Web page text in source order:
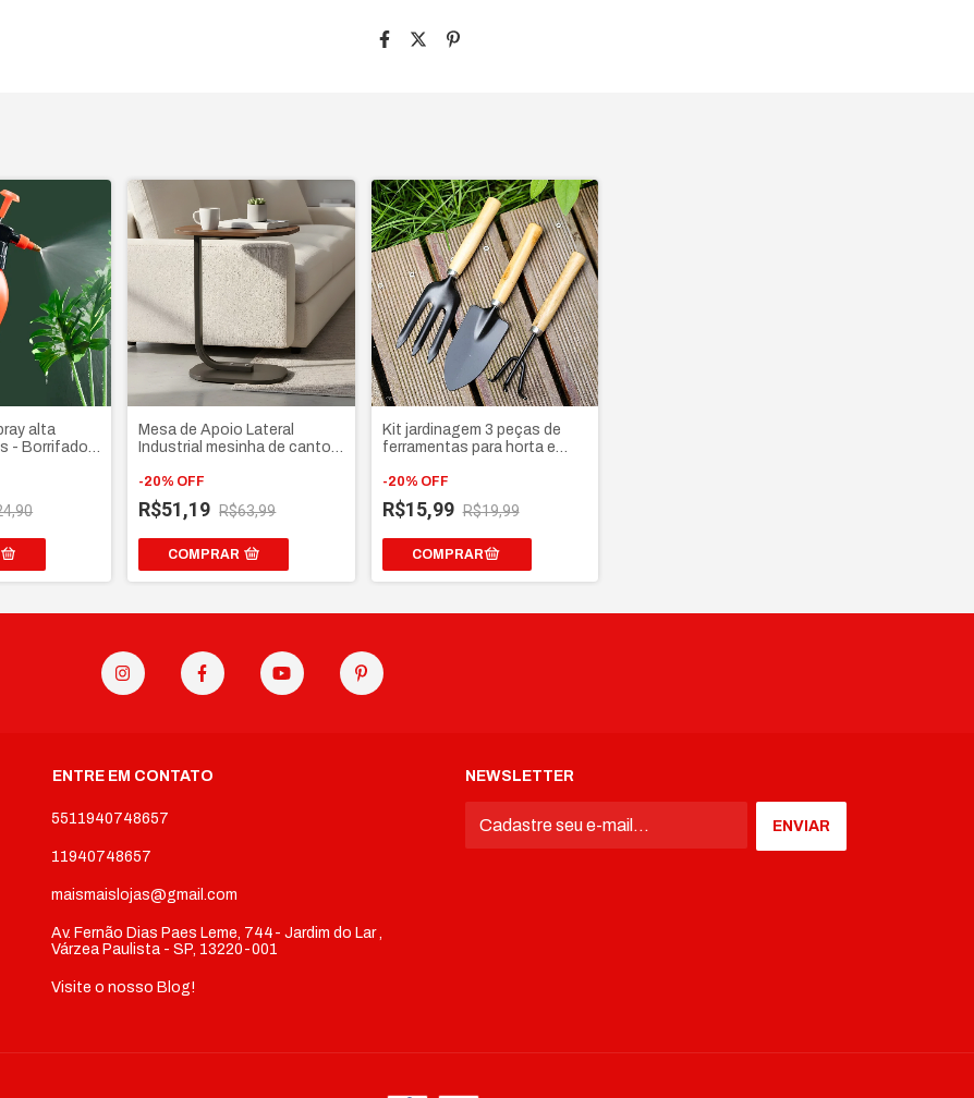
alta
- Borrifador
Mesa de Apoio Lateral
Industrial mesinha de canto
Ferro e Tampo MDF Luxo
-20% OFF
R$51,19 R$63,99
COMPRAR
Kit jardinagem 3 peças de
ferramentas para horta e
-20% OFF
R$15,99 R$19,99
ENTRE EM CONTATO
5511940748657
11940748657
maismaislojas@gmail.com
Av. Fernão Dias Paes Leme, 744- Jardim do Lar ,
Várzea Paulista - SP, 13220-001
Visite o nosso Blog!
NEWSLETTER